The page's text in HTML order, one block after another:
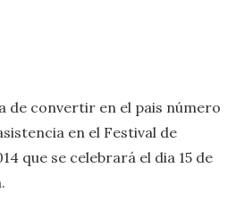
de convertir en el pais número
en el Festival de
que se celebrará el dia 15 de